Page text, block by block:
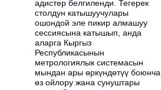
адистер белгиленди. Тегерек
столдун катышуучулары
ошондой эле пикир алмашуу
сессиясына катышып, анда
аларга Кыргыз
Республикасынын
метрологиялык системасын
мындан ары өркүндөтүү боюнча
өз ойлору жана сунуштары